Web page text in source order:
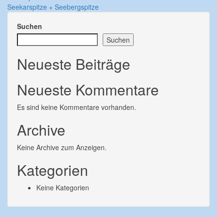
Seekarspitze + Seebergspitze
Suchen
Suchen
Neueste Beiträge
Neueste Kommentare
Es sind keine Kommentare vorhanden.
Archive
Keine Archive zum Anzeigen.
Kategorien
Keine Kategorien